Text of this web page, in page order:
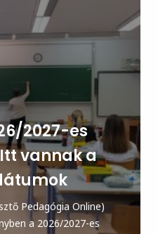
2027-es
vannak a
Pedagógia Online)
a 2026/2027-es